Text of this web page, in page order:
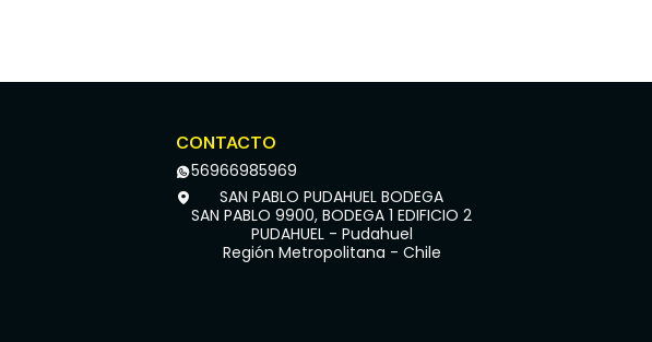
CONTACTO
56966985969
SAN PABLO PUDAHUEL BODEGA
SAN PABLO 9900, BODEGA 1 EDIFICIO 2
PUDAHUEL - Pudahuel
Región Metropolitana - Chile